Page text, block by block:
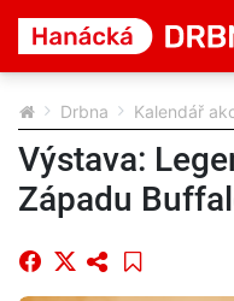
Drbna Kalendář
Výstava:
Západu